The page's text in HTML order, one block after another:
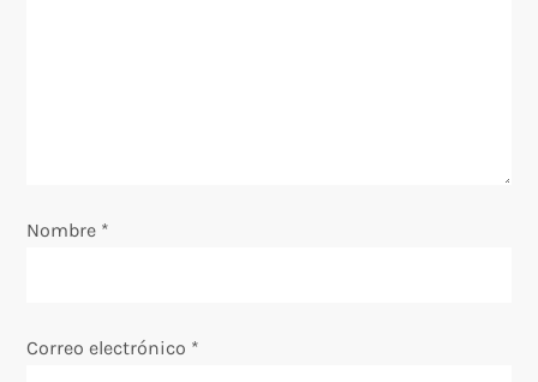
n
r
Nombre *
Correo electrónico *